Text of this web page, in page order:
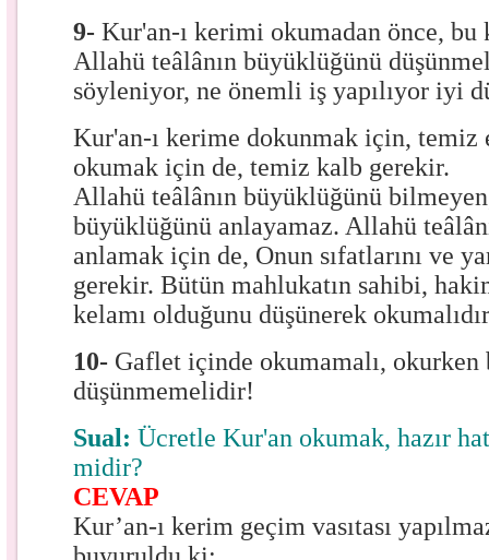
9-Kur'an-ı kerimi okumadan önce, bu
Allahü teâlânın büyüklüğünü
söyleniyor, ne önemli iş yapılıyor iyi
Kur'an-ı kerime dokunmak için,
okumak için de, temiz kalb gerekir.
Allahü teâlânın büyüklüğünü
büyüklüğünü anlayamaz. Allahü
anlamak için de, Onun sıfatlarını ve
gerekir. Bütün mahlukatın sahibi,
kelamı olduğunu düşünerek
10- Gaflet içinde okumamalı, okurken
düşünmemelidir!
Sual: Ücretle Kur'an okumak, hazır
midir?
CEVAP
Kur’an-ı kerim geçim vasıtası